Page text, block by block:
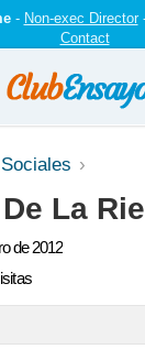
- Non-exec Director
Contact
La
de 2012